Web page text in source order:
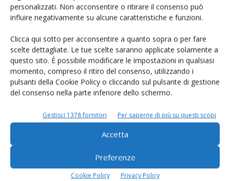
personalizzati. Non acconsentire o ritirare il consenso può
influire negativamente su alcune caratteristiche e funzioni.
Clicca qui sotto per acconsentire a quanto sopra o per fare
scelte dettagliate. Le tue scelte saranno applicate solamente a
questo sito. È possibile modificare le impostazioni in qualsiasi
momento, compreso il ritiro del consenso, utilizzando i
pulsanti della Cookie Policy o cliccando sul pulsante di gestione
del consenso nella parte inferiore dello schermo.
Gestisci 1378 fornitori Per saperne di più su questi scopi
Accetta
Preferenze
Cookie Policy Privacy Policy
Fra questi, sottolinea il presidente di Consorzio Granterre, la
certezza della collocazione del latte
BOVINI DA LATTE 22 Giugno 2026
Anche l’unifeed evolve e lo fa in
relazione alla qualità dei...
Le novità in materia di alimentazione delle bovine da latte non
mancano. Le mette a fuoco Andrea Formigoni, dell’Università di
Di Giorgio Setti